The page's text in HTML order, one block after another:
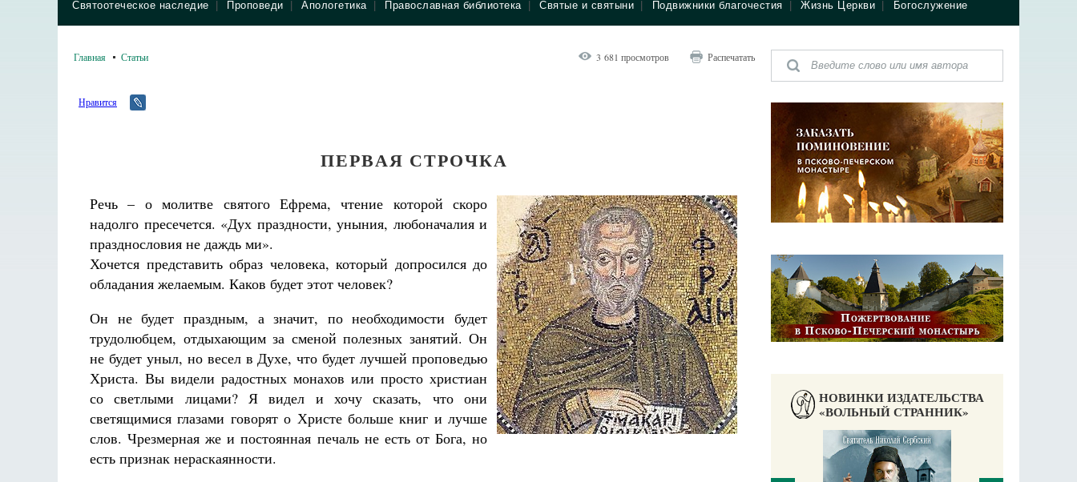
Святоотеческое наследие Проповеди Апологетика Православная библиотека Святые и святыни Подвижники благочестия Жизнь Церкви Богослужение
Главная Статьи 3 681 просмотров Распечатать
Нравится
ПЕРВАЯ СТРОЧКА
Речь – о молитве святого Ефрема, чтение которой скоро
надолго пресечется. «Дух праздности, уныния, любоначалия и
празднословия не даждь ми».
Хочется представить образ человека, который допросился до
обладания желаемым. Каков будет этот человек?
Он не будет праздным, а значит, по необходимости будет
трудолюбцем, отдыхающим за сменой полезных занятий. Он
не будет уныл, но весел в Духе, что будет лучшей проповедью
Христа. Вы видели радостных монахов или просто христиан
со светлыми лицами? Я видел и хочу сказать, что они
светящимися глазами говорят о Христе больше книг и лучше
слов. Чрезмерная же и постоянная печаль не есть от Бога, но
есть признак нераскаянности.
НОВИНКИ ИЗДАТЕЛЬСТВА
«ВОЛЬНЫЙ СТРАННИК»